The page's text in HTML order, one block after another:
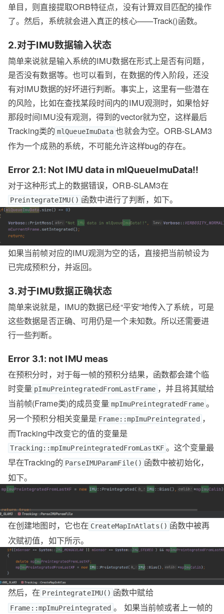
单目，则直接提取ORB特征点，没有计算双目匹配的操作
了。然后，系统就会进入真正的核心——Track()函数。
2.对于IMU数据输入状态
简单来说就是输入系统的IMU数据在形式上是否有问题，
是否没有数据等。也可以看到，在数据的传入阶段，还没
有对IMU数据的好坏进行判断。事实上，这里有一些潜在
的风险，比如在查找某段时间内的IMU观测时，如果恰好
那段时间IMU没有观测，得到的vector就为空，这样最后
Tracking类的 mlQueueImuData 也就会为空。ORB-SLAM3
作为一个成熟的系统，不可能允许这样bug的存在。
Error 2.1: Not IMU data in mlQueueImuData!!
对于这种形式上的数据错误，ORB-SLAM3在
PreintegrateIMU() 函数中进行了判断，如下。
如果当前帧对应的IMU观测为空的话，直接把当前帧设为
已完成预积分，并返回。
3.对于IMU数据正确状态
简单来说就是，IMU的数据已经“平安”地传入了系统，可是
这些数据是否正确、可用仍是一个未知数。所以还需要进
行一些判断。
Error 3.1: not IMU meas
在预积分时，对于每一帧的预积分结果，函数都会建个临
时变量 pImuPreintegratedFromLastFrame ，并且将其赋给
当前帧(Frame类)的成员变量 mpImuPreintegratedFrame 。
另一个预积分相关变量是 Frame::mpImuPreintegrated ，
而Tracking中改变它的值的变量是
Tracking::mpImuPreintegratedFromLastKF 。这个变量最
早在Tracking的 ParseIMUParamFile() 函数中被初始化，
如下。
在创建地图时，它也在 CreateMapInAtlats() 函数中被再
次赋初值，如下所示。
然后，在 PreintegrateIMU() 函数中赋给
Frame::mpImuPreintegrated 。 如果当前帧或者上一帧的